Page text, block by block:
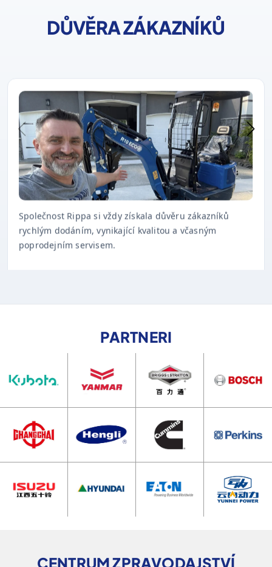
DŮVĚRA ZÁKAZNÍKŮ
rychlým dodáním, vynikající kvalitou a včasným
poprodejním servisem.
PARTNERI
CENTRUM ZPRAVODAJSTVÍ